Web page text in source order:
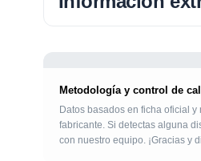
Metodología y control de
Datos basados en ficha oficial y
fabricante. Si detectas alguna
con nuestro equipo. ¡Gracias y